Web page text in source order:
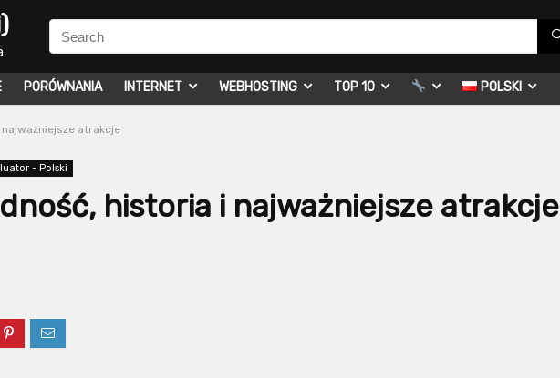
PORÓWNANIA INTERNET WEBHOSTING TOP 10 POLSKI
atrakcje
- Polski
historia i najważniejsze atrakcje